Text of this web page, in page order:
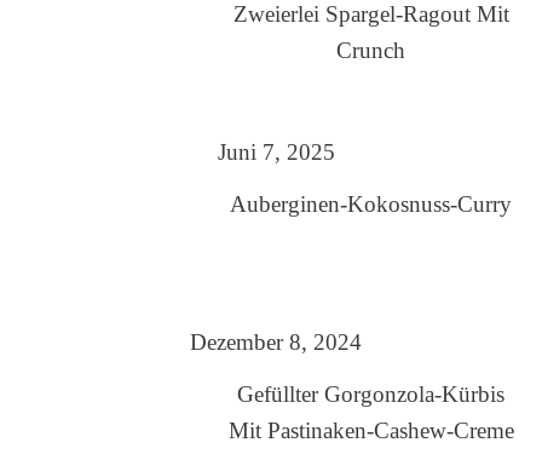
Zweierlei Spargel-Ragout Mit
Crunch
Juni 7, 2025
Auberginen-Kokosnuss-Curry
Dezember 8, 2024
Gefüllter Gorgonzola-Kürbis
Mit Pastinaken-Cashew-Creme